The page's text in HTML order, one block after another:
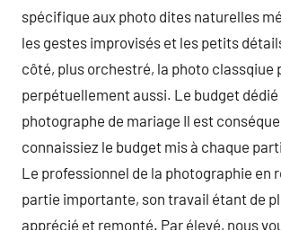
spécifique aux photo dites naturelles
les gestes improvisés et les petits
côté, plus orchestré, la photo classqiue
perpétuellement aussi. Le budget dédié
photographe de mariage Il est
connaissiez le budget mis à chaque
Le professionnel de la photographie en
partie importante, son travail étant de
apprécié et remonté. Par élevé, nous